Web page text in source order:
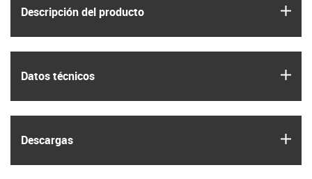
Descripción del producto
Datos técnicos
Descargas